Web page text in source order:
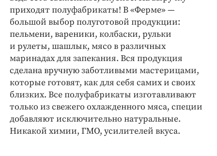
приходят полуфабрикаты! В «Ферме» —
большой выбор полуготовой продукции:
пельмени, вареники, колбаски, рульки
и рулеты, шашлык, мясо в различных
маринадах для запекания. Вся продукция
сделана вручную заботливыми мастерицами,
которые готовят, как для себя самих и своих
близких. Все полуфабрикаты изготавливают
только из свежего охлажденного мяса, специи
добавляют исключительно натуральные.
Никакой химии, ГМО, усилителей вкуса.